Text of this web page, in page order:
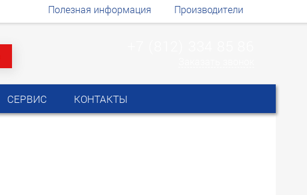
Полезная информация Производители
СЕРВИС КОНТАКТЫ